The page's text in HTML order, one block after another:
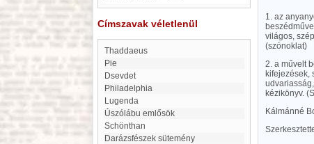
Címszavak véletlenül
Thaddaeus
Pie
Dsevdet
Philadelphia
Lugenda
Úszólábu emlősök
Schönthan
Darázsfészek sütemény
1. az
világos,
(szónoklat)
2. a művelt
kifejezések,
kézikönyv.
Kálmánné